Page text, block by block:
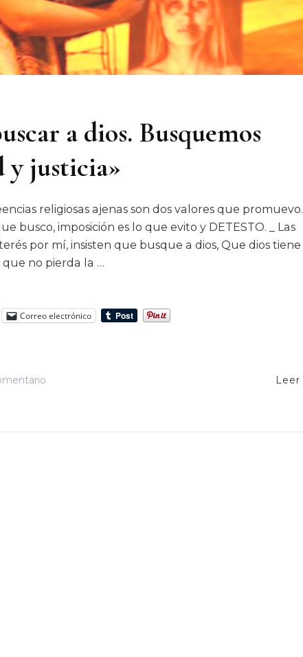
a dios. Busquemos
y justicia»
religiosas ajenas son dos valores que promuevo.
busco, imposición es lo que evito y DETESTO. _ Las
por mí, insisten que busque a dios, Que dios tiene
que no pierda la …
Correo electrónico
Leer